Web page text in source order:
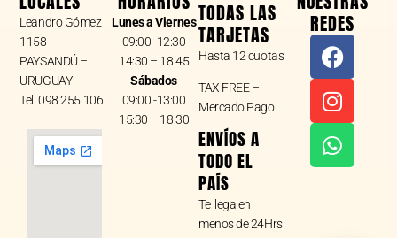
Leandro Gómez
1158
PAYSANDÚ –
URUGUAY
Tel: 098 255 106
Lunes a Viernes
09:00 -12:30
14:30 – 18:45
Sábados
09:00 -13:00
15:30 – 18:30
TODAS LAS
TARJETAS
Hasta 12 cuotas
TAX FREE –
Mercado Pago
ENVÍOS A
TODO EL
PAÍS
Te llega en
menos de 24Hrs
REDES
F
a
c
e
b
o
I
n
s
t
a
g
W
h
a
t
s
a